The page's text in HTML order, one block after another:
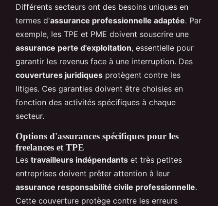
Différents secteurs ont des besoins uniques en
termes d'assurance professionnelle adaptée. Par
exemple, les TPE et PME doivent souscrire une
assurance perte d'exploitation, essentielle pour
garantir les revenus face à une interruption. Des
couvertures juridiques protègent contre les
litiges. Ces garanties doivent être choisies en
fonction des activités spécifiques à chaque
secteur.
Options d'assurances spécifiques pour les
freelances et TPE
Les travailleurs indépendants et très petites
entreprises doivent prêter attention à leur
assurance responsabilité civile professionnelle.
Cette couverture protège contre les erreurs